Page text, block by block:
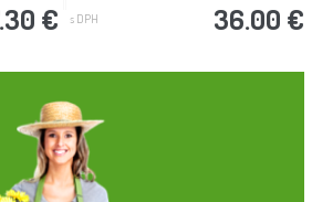
€ s DPH 36.00 €